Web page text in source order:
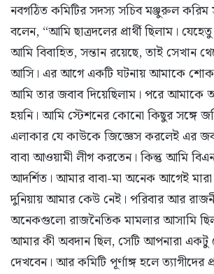
নবগঠিত কমিটির সদস্য সচিব মঞ্জুরুল
বলেন, “আমি ছাত্রদলের প্রার্থী ছিলাম।
আমি বিবাহিত, সন্তান রয়েছে, তাই সেখান
আসি। এর আগে একটি ঘটনায় আমাকে
আমি তার জবাব দিয়েছিলাম। পরে আমাকে
হয়নি। আমি স্টেশনের কোনো কিছুর সঙ্গে
এলাকার যে কাউকে জিজ্ঞেস করলেই এর
বাবা আওয়ামী লীগ করতেন। কিন্তু আমি
আদর্শিত। আমার বাবা-মা অনেক আগেই
দুনিয়ায় আমার কেউ নেই। পরিবার আর
অনেকগুলো রাজনৈতিক মামলার আসামি
আমার কী অবদান ছিল, সেটি আপনারা
দেখবেন। আর কমিটি পূর্ণাঙ্গ হলে ত্যাগীদের